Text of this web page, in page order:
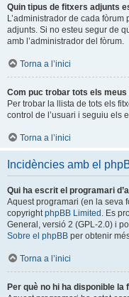
Quin tipus de fitxers adjunts
L’administrador de cada
adjunts. Si no esteu segur de
amb l’administrador del fòrum.
Torna a l’inici
Com puc trobar tots els
Per trobar la llista de tots els
control de l’usuari i seguiu els
Torna a l’inici
Incidències amb el
Qui ha escrit el programari
Aquest programari (en la seva
copyrightphpBB Limited . Es
General, versió 2 (GPL-2.0) i
Sobre el phpBB per obtenir
Torna a l’inici
Per què no hi ha disponible la